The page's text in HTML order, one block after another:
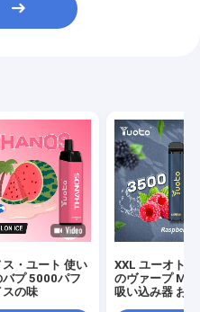
ス・ユート 使い
バプ 5000パフ
の味
XXL ユーオト
のヴァープ
吸い込み器 お